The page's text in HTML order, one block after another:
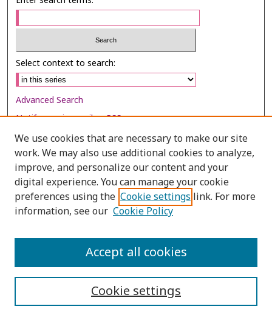
Select context to search:
Advanced Search
Notify me via email orRSS
Browse
Collections
Disciplines
Authors
We use cookies that are necessary to make our site
work. We may also use additional cookies to analyze,
improve, and personalize our content and your
digital experience. You can manage your cookie
preferences using the Cookie settings link. For more
information, see our Cookie Policy
Cookie settings
Accept all cookies